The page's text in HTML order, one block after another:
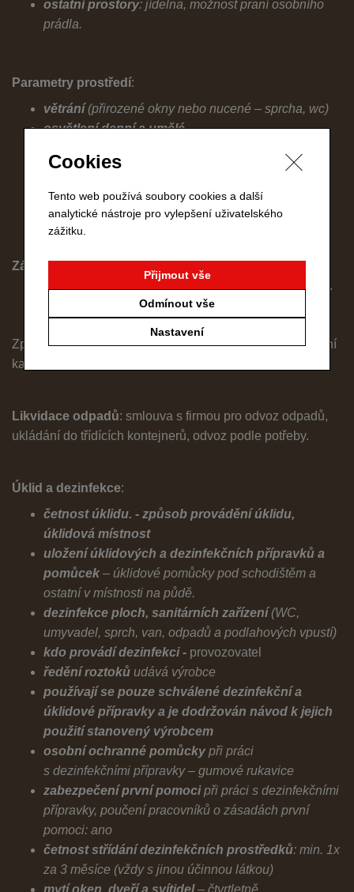
Cookies
Tento web používá soubory cookies a další
analytické nástroje pro vylepšení uživatelského
zážitku.
Přijmout vše
Odmínout vše
Nastavení
ostatní prostory: jídelna, možnost praní osobního
prádla.
Parametry prostředí:
větrání(přirozené okny nebo nucené – sprcha, wc)
osvětlení denní a umělé
teplota vzduchu v otopném období 20°C - 23°C
lino.
Zásobování vodou
Teplá voda – elektrický ohřívač vody.
Způsob odkanalizování a likvidace odpadních vod: obecní
kanalizace
Likvidace odpadů: smlouva s firmou pro odvoz odpadů,
ukládání do třídících kontejnerů, odvoz podle potřeby.
Úklid a dezinfekce:
četnost úklidu. - způsob provádění úklidu,
úklidová místnost
uložení úklidových a dezinfekčních přípravků a
pomůcek – úklidové pomůcky pod schodištěm a
ostatní v místnosti na půdě.
dezinfekce ploch, sanitárních zařízení(WC,
umyvadel, sprch, van, odpadů a podlahových vpustí)
kdo provádí dezinfekci - provozovatel
ředění roztoků udává výrobce
používají se pouze schválené dezinfekční a
úklidové přípravky a je dodržován návod k jejich
použití stanovený výrobcem
osobní ochranné pomůcky při práci
s dezinfekčními přípravky – gumové rukavice
zabezpečení první pomocipři práci s dezinfekčními
přípravky, poučení pracovníků o zásadách první
pomoci: ano
četnost střídání dezinfekčních prostředků: min. 1x
za 3 měsíce (vždy s jinou účinnou látkou)
mytí oken, dveří a svítidel – čtvrtletně